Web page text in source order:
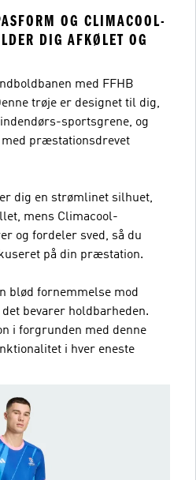
OG CLIMACOOL-
DIG AFKØLET OG
med FFHB
trøje er designet til dig,
sportsgrene, og
præstationsdrevet
dig en strømlinet silhuet,
mens Climacool-
og fordeler sved, så du
på din præstation.
blød fornemmelse mod
bevarer holdbarheden.
i forgrunden med denne
i hver eneste